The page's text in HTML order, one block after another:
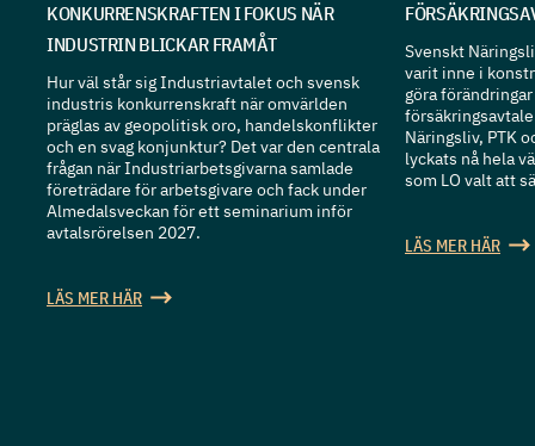
KONKURRENSKRAFTEN I FOKUS NÄR
INDUSTRIN BLICKAR FRAMÅT
Hur väl står sig Industriavtalet och svensk
industris konkurrenskraft när omvärlden
präglas av geopolitisk oro, handelskonflikter
och en svag konjunktur? Det var den centrala
frågan när Industriarbetsgivarna samlade
företrädare för arbetsgivare och fack under
Almedalsveckan för ett seminarium inför
avtalsrörelsen 2027.
LÄS MER HÄR
Svenskt
varit inne i
göra
Näringsliv, PTK
lyckats nå hela
som LO valt att
LÄS MER HÄR